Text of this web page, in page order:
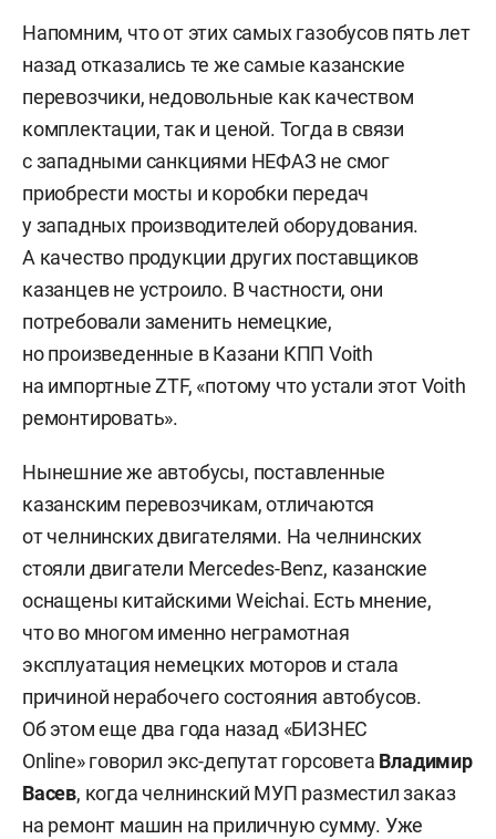
Напомним, что от этих самых газобусов пять лет
назад отказались те же самые казанские
перевозчики, недовольные как качеством
комплектации, так и ценой. Тогда в связи
с западными санкциями НЕФАЗ не смог
приобрести мосты и коробки передач
у западных производителей оборудования.
А качество продукции других поставщиков
казанцев не устроило. В частности, они
потребовали заменить немецкие,
но произведенные в Казани КПП Voith
на импортные ZTF, «потому что устали этот Voith
ремонтировать».
Нынешние же автобусы, поставленные
казанским перевозчикам, отличаются
от челнинских двигателями. На челнинских
стояли двигатели Mercedes-Benz, казанские
оснащены китайскими Weichai. Есть мнение,
что во многом именно неграмотная
эксплуатация немецких моторов и стала
причиной нерабочего состояния автобусов.
Об этом еще два года назад «БИЗНЕС
Online» говорил экс-депутат горсовета Владимир
Васев, когда челнинский МУП разместил заказ
на ремонт машин на приличную сумму. Уже